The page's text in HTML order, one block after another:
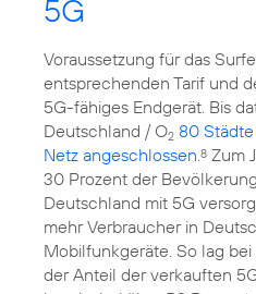
5G
Voraussetzung für das
entsprechenden Tarif und
5G-fähiges Endgerät. Bis
Deutschland / O2 80
Netz angeschlossen.8 Zum
30 Prozent der
Deutschland mit 5G
mehr Verbraucher in
Mobilfunkgeräte. So lag bei
der Anteil der verkauften